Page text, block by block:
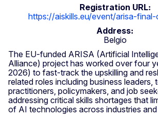
Registration URL
https://aiskills.eu/event/arisa-
Address
Belgio
The EU-funded ARISA (Artificial
Alliance) project has worked over four
2026) to fast-track the upskilling and
related roles including business leaders,
practitioners, policymakers, and job
addressing critical skills shortages that
of AI technologies across industries